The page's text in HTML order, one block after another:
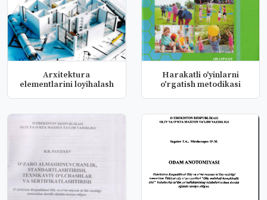
Arxitektura
elementlarini loyihalash
Harakatli o'yinlarni
o'rgatish metodikasi